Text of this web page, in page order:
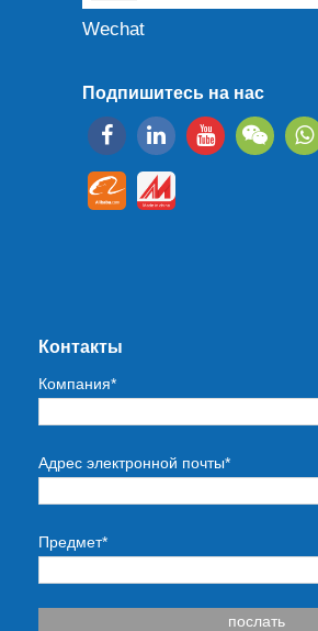
Wechat
Подпишитесь на нас
Контакты
Компания*
Адрес электронной почты*
Предмет*
послать